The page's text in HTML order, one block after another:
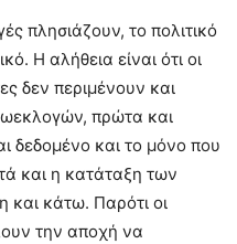
πλησιάζουν, το πολιτικό
Η αλήθεια είναι ότι οι
δεν περιμένουν και
πρώτα και
δεδομένο και το μόνο που
και η κατάταξη των
και κάτω. Παρότι οι
την αποχή να